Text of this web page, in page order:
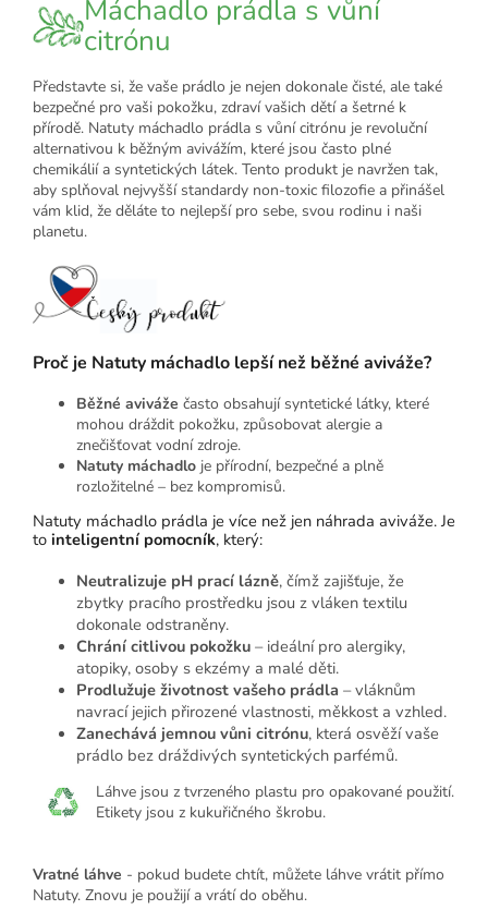
Máchadlo prádla s vůní
citrónu
Představte si, že vaše prádlo je nejen dokonale čisté, ale také
bezpečné pro vaši pokožku, zdraví vašich dětí a šetrné k
přírodě. Natuty máchadlo prádla s vůní citrónu je revoluční
alternativou k běžným avivážím, které jsou často plné
chemikálií a syntetických látek. Tento produkt je navržen tak,
aby splňoval nejvyšší standardy non-toxic filozofie a přinášel
vám klid, že děláte to nejlepší pro sebe, svou rodinu i naši
planetu.
Proč je Natuty máchadlo lepší než běžné aviváže?
Běžné aviváže často obsahují syntetické látky, které
mohou dráždit pokožku, způsobovat alergie a
znečišťovat vodní zdroje.
Natuty máchadlo je přírodní, bezpečné a plně
rozložitelné – bez kompromisů.
Natuty máchadlo prádla je více než jen náhrada aviváže. Je
to inteligentní pomocník, který:
Neutralizuje pH prací lázně, čímž zajišťuje, že
zbytky pracího prostředku jsou z vláken textilu
dokonale odstraněny.
Chrání citlivou pokožku – ideální pro alergiky,
atopiky, osoby s ekzémy a malé děti.
Prodlužuje životnost vašeho prádla – vláknům
navrací jejich přirozené vlastnosti, měkkost a vzhled.
Zanechává jemnou vůni citrónu, která osvěží vaše
prádlo bez dráždivých syntetických parfémů.
Láhve jsou z tvrzeného plastu pro opakované použití.
Etikety jsou z kukuřičného škrobu.
Vratné láhve - pokud budete chtít, můžete láhve vrátit přímo
Natuty. Znovu je použijí a vrátí do oběhu.